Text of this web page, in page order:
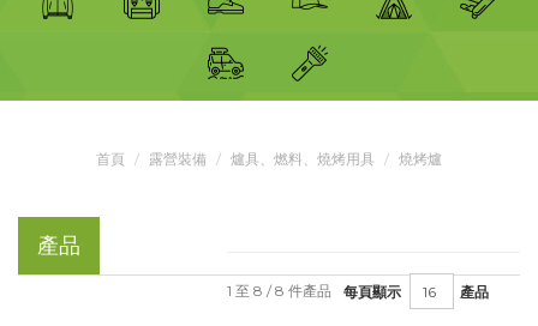
首頁 露營裝備 爐具、燃料、燒烤用具 燒烤爐
產品
每頁顯示 產品
1 至 8 / 8 件產品